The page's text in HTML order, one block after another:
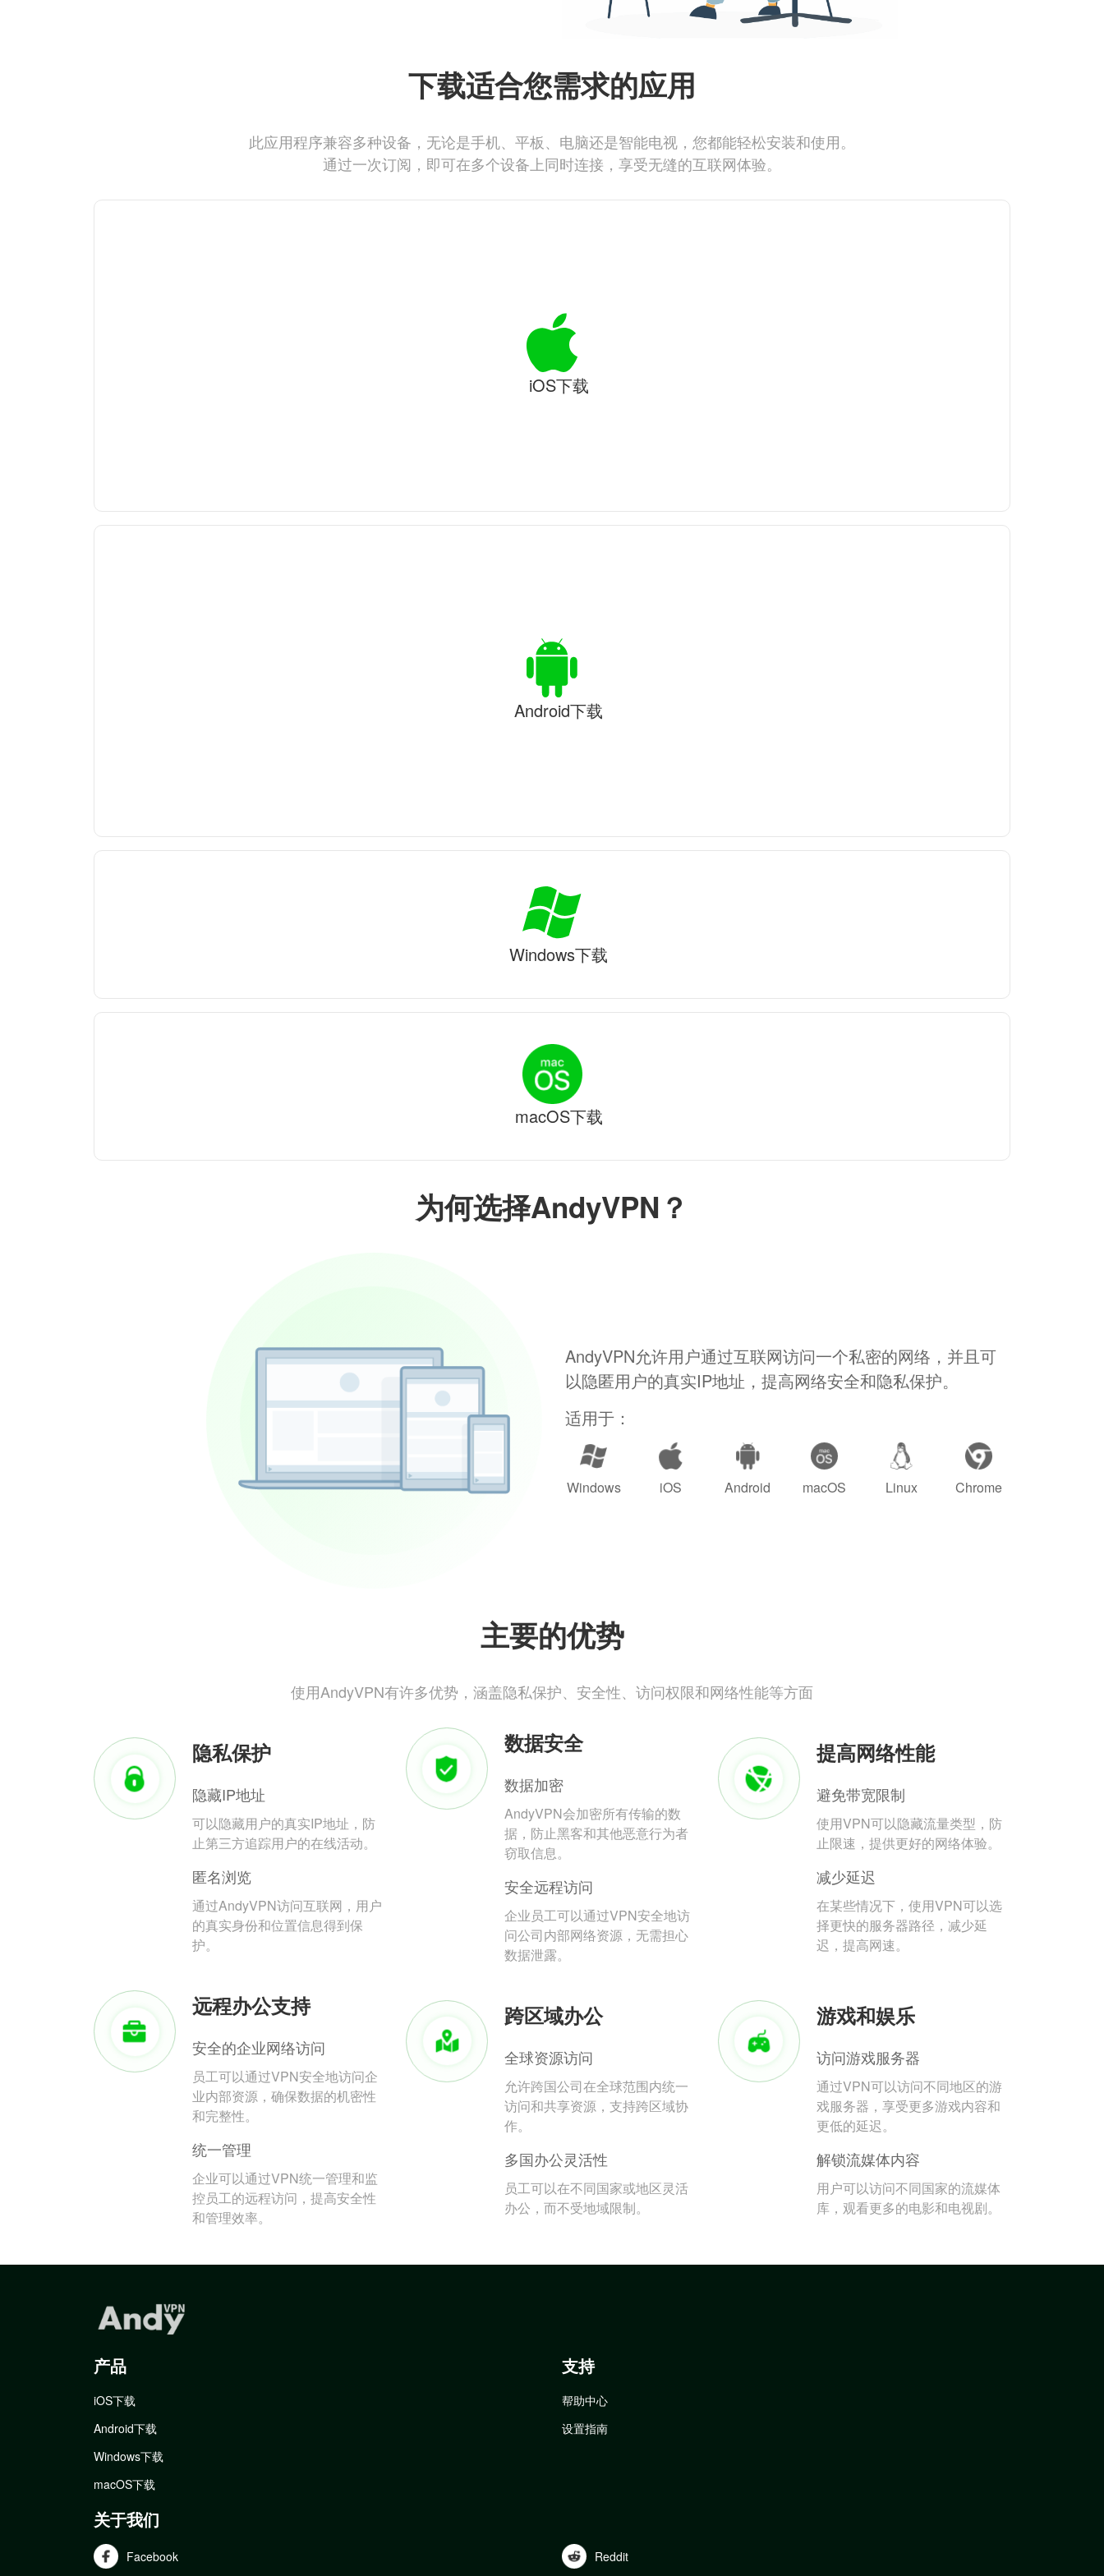
为何选择AndyVPN？
AndyVPN允许用户通过互联网访问一个私密的网络，并且可
以隐匿用户的真实IP地址，提高网络安全和隐私保护。
适用于：
Windows iOS Android macOS Linux Chrome
主要的优势
使用AndyVPN有许多优势，涵盖隐私保护、安全性、访问权限和网络性能等方面
隐私保护
隐藏IP地址
可以隐藏用户的真实IP地址，防
止第三方追踪用户的在线活动。
匿名浏览
通过AndyVPN访问互联网，用户
的真实身份和位置信息得到保
护。
数据安全
数据加密
AndyVPN会加密所有传输的数
据，防止黑客和其他恶意行为者
窃取信息。
安全远程访问
企业员工可以通过VPN安全地访
问公司内部网络资源，无需担心
数据泄露。
提高网络性能
避免带宽限制
使用VPN可以隐藏流量类型，防
止限速，提供更好的网络体验。
减少延迟
在某些情况下，使用VPN可以选
择更快的服务器路径，减少延
迟，提高网速。
远程办公支持
安全的企业网络访问
员工可以通过VPN安全地访问企
业内部资源，确保数据的机密性
和完整性。
统一管理
企业可以通过VPN统一管理和监
控员工的远程访问，提高安全性
和管理效率。
跨区域办公
全球资源访问
允许跨国公司在全球范围内统一
访问和共享资源，支持跨区域协
作。
多国办公灵活性
员工可以在不同国家或地区灵活
办公，而不受地域限制。
游戏和娱乐
访问游戏服务器
通过VPN可以访问不同地区的游
戏服务器，享受更多游戏内容和
更低的延迟。
解锁流媒体内容
用户可以访问不同国家的流媒体
库，观看更多的电影和电视剧。
下载适合您需求的应用
此应用程序兼容多种设备，无论是手机、平板、电脑还是智能电视，您都能轻松安装和使用。
通过一次订阅，即可在多个设备上同时连接，享受无缝的互联网体验。
iOS下载
Android下载
Windows下载
macOS下载
产品
iOS下载
Android下载
Windows下载
macOS下载
支持
帮助中心
设置指南
关于我们
Facebook Reddit